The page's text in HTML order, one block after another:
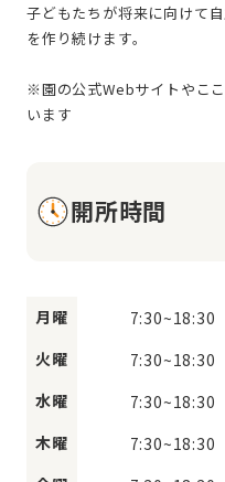
子どもたちが将来に向けて
を作り続けます。
※園の公式Webサイトやこ
開所時間
月曜 7:30~18:30
火曜
7:30~18:30
水曜
7:30~18:30
木曜
7:30~18:30